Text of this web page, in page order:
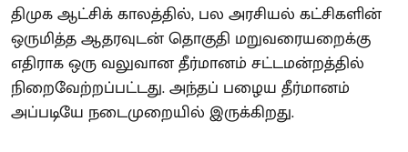
திமுக ஆட்சிக் காலத்தில், பல அரசியல் கட்சிகளின்
ஒருமித்த ஆதரவுடன் தொகுதி மறுவரையறைக்கு
எதிராக ஒரு வலுவான தீர்மானம் சட்டமன்றத்தில்
நிறைவேற்றப்பட்டது. அந்தப் பழைய தீர்மானம்
அப்படியே நடைமுறையில் இருக்கிறது.